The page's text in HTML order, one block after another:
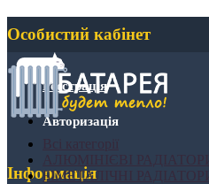
Особистий кабінет
Реєстрація
Авторизація
Інформація
БІМЕТАЛІЧНІ РАДІАТОРИ